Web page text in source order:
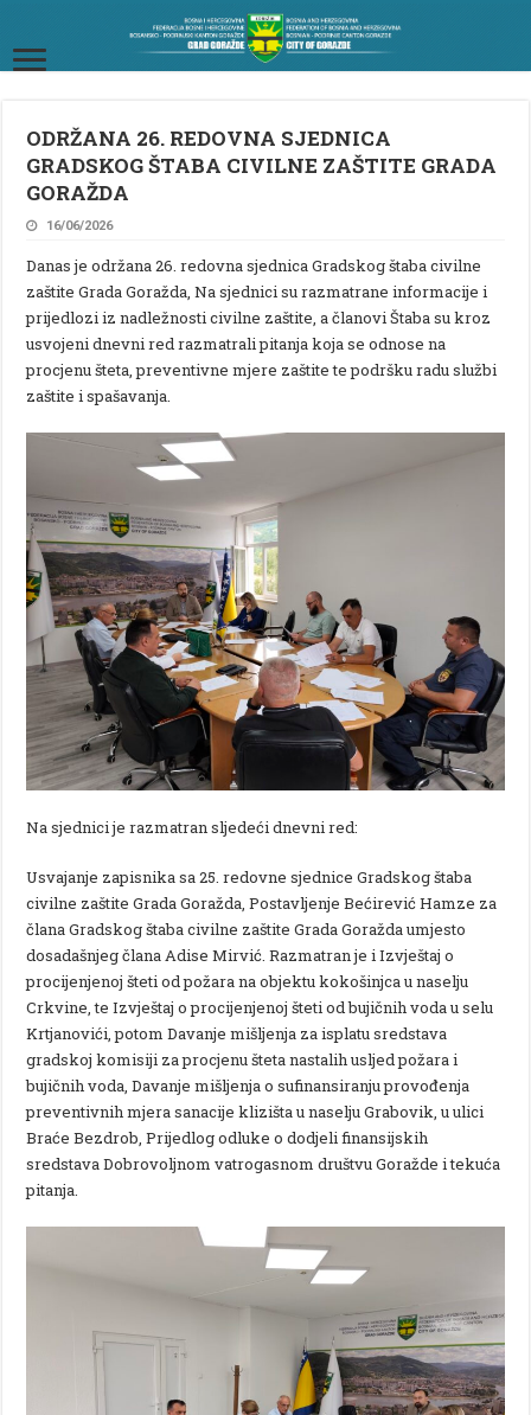
ODRŽANA 26. REDOVNA SJEDNICA
GRADSKOG ŠTABA CIVILNE ZAŠTITE GRADA
GORAŽDA
16/06/2026
Danas je održana 26. redovna sjednica Gradskog štaba civilne
zaštite Grada Goražda, Na sjednici su razmatrane informacije i
prijedlozi iz nadležnosti civilne zaštite, a članovi Štaba su kroz
usvojeni dnevni red razmatrali pitanja koja se odnose na
procjenu šteta, preventivne mjere zaštite te podršku radu službi
zaštite i spašavanja.
Na sjednici je razmatran sljedeći dnevni red:
Usvajanje zapisnika sa 25. redovne sjednice Gradskog štaba
civilne zaštite Grada Goražda, Postavljenje Bećirević Hamze za
člana Gradskog štaba civilne zaštite Grada Goražda umjesto
dosadašnjeg člana Adise Mirvić. Razmatran je i Izvještaj o
procijenjenoj šteti od požara na objektu kokošinjca u naselju
Crkvine, te Izvještaj o procijenjenoj šteti od bujičnih voda u selu
Krtjanovići, potom Davanje mišljenja za isplatu sredstava
gradskoj komisiji za procjenu šteta nastalih usljed požara i
bujičnih voda, Davanje mišljenja o sufinansiranju provođenja
preventivnih mjera sanacije klizišta u naselju Grabovik, u ulici
Braće Bezdrob, Prijedlog odluke o dodjeli finansijskih
sredstava Dobrovoljnom vatrogasnom društvu Goražde i tekuća
pitanja.